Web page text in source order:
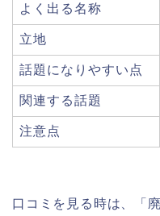
よく出る名称
立地
話題になりやすい点
関連する話題
注意点
口コミを見る時は、「